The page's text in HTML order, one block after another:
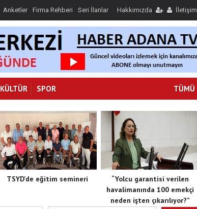
Anketler Firma Rehberi Seri İlanlar Hakkımızda İletişim
KÜLTÜR SPOR TÜMÜ
“Yolcu garantisi verilen
havalimanında 100 emekçi
neden işten çıkarılıyor?”
TSYD’de eğitim semineri